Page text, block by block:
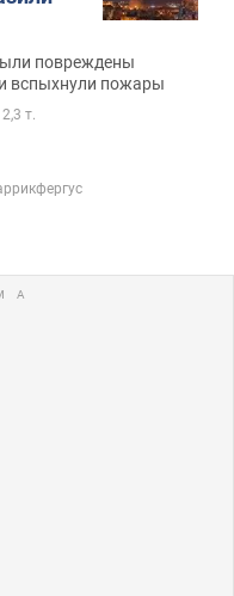
повреждены
вспыхнули пожары
2,3 т.